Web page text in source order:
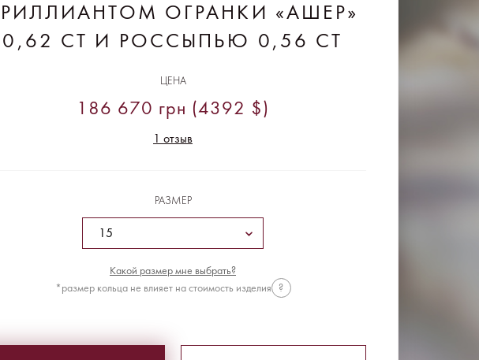
ОГРАНКИ «АШЕР»
0,62 CT И РОССЫПЬЮ 0,56 CT
ЦЕНА
186 670 грн (4392 $)
1 отзыв
РАЗМЕР
Какой размер мне выбрать?
*размер кольца не влияет на стоимость изделия
?